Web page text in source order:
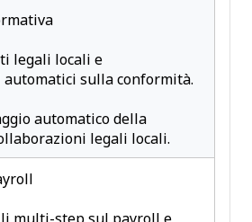
legali locali e
sulla conformità.
automatico della
legali locali.